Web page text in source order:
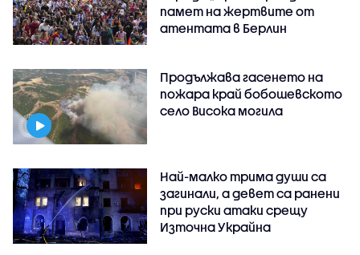
памет на жертвите от
атентата в Берлин
Продължава гасенето на
пожара край бобошевското
село Висока могила
Най-малко трима души са
загинали, а девет са ранени
при руски атаки срещу
Източна Украйна